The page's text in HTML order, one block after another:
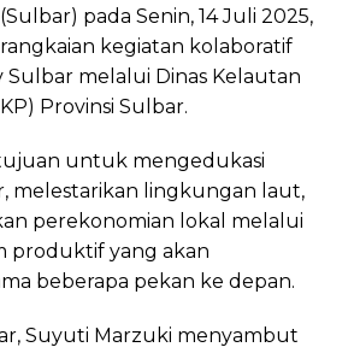
pada Senin, 14 Juli 2025,
kegiatan kolaboratif
melalui Dinas Kelautan
Provinsi Sulbar.
untuk mengedukasi
melestarikan lingkungan laut,
perekonomian lokal melalui
produktif yang akan
beberapa pekan ke depan.
Suyuti Marzuki menyambut